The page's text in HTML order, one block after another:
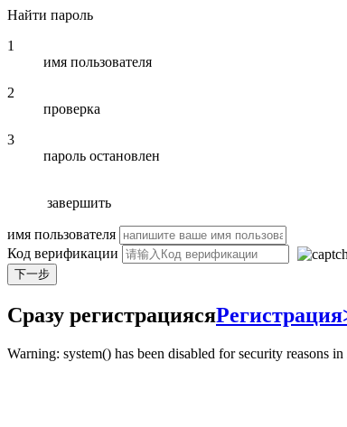
Найти пароль
1
имя пользователя
2
проверка
3
пароль остановлен
завершить
имя пользователя
Код верификации
Сразу регистрацияся
Warning: system() has been disabled for security